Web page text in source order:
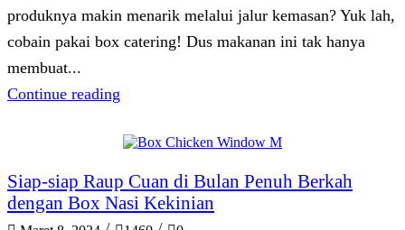
produknya makin menarik melalui jalur kemasan? Yuk lah,
cobain pakai box catering! Dus makanan ini tak hanya
membuat...
Continue reading
Artikel
Siap-siap Raup Cuan di Bulan Penuh Berkah
dengan Box Nasi Kekinian